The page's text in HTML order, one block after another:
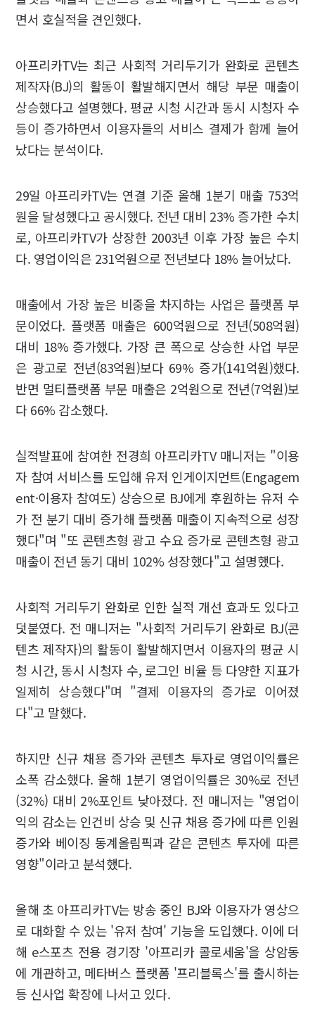
면서 호실적을 견인했다.
아프리카TV는 최근 사회적 거리두기가 완화로 콘텐츠
제작자(BJ)의 활동이 활발해지면서 해당 부문 매출이
상승했다고 설명했다. 평균 시청 시간과 동시 시청자 수
등이 증가하면서 이용자들의 서비스 결제가 함께 늘어
났다는 분석이다.
29일 아프리카TV는 연결 기준 올해 1분기 매출 753억
원을 달성했다고 공시했다. 전년 대비 23% 증가한 수치
로, 아프리카TV가 상장한 2003년 이후 가장 높은 수치
다. 영업이익은 231억원으로 전년보다 18% 늘어났다.
매출에서 가장 높은 비중을 차지하는 사업은 플랫폼 부
문이었다. 플랫폼 매출은 600억원으로 전년(508억원)
대비 18% 증가했다. 가장 큰 폭으로 상승한 사업 부문
은 광고로 전년(83억원)보다 69% 증가(141억원)했다.
반면 멀티플랫폼 부문 매출은 2억원으로 전년(7억원)보
다 66% 감소했다.
실적발표에 참여한 전경희 아프리카TV 매니저는 "이용
자 참여 서비스를 도입해 유저 인게이지먼트(Engagem
ent·이용자 참여도) 상승으로 BJ에게 후원하는 유저 수
가 전 분기 대비 증가해 플랫폼 매출이 지속적으로 성장
했다"며 "또 콘텐츠형 광고 수요 증가로 콘텐츠형 광고
매출이 전년 동기 대비 102% 성장했다"고 설명했다.
사회적 거리두기 완화로 인한 실적 개선 효과도 있다고
덧붙였다. 전 매니저는 "사회적 거리두기 완화로 BJ(콘
텐츠 제작자)의 활동이 활발해지면서 이용자의 평균 시
청 시간, 동시 시청자 수, 로그인 비율 등 다양한 지표가
일제히 상승했다"며 "결제 이용자의 증가로 이어졌
다"고 말했다.
하지만 신규 채용 증가와 콘텐츠 투자로 영업이익률은
소폭 감소했다. 올해 1분기 영업이익률은 30%로 전년
(32%) 대비 2%포인트 낮아졌다. 전 매니저는 "영업이
익의 감소는 인건비 상승 및 신규 채용 증가에 따른 인원
증가와 베이징 동계올림픽과 같은 콘텐츠 투자에 따른
영향"이라고 분석했다.
올해 초 아프리카TV는 방송 중인 BJ와 이용자가 영상으
로 대화할 수 있는 '유저 참여' 기능을 도입했다. 이에 더
해 e스포츠 전용 경기장 '아프리카 콜로세움'을 상암동
에 개관하고, 메타버스 플랫폼 '프리블록스'를 출시하는
등 신사업 확장에 나서고 있다.